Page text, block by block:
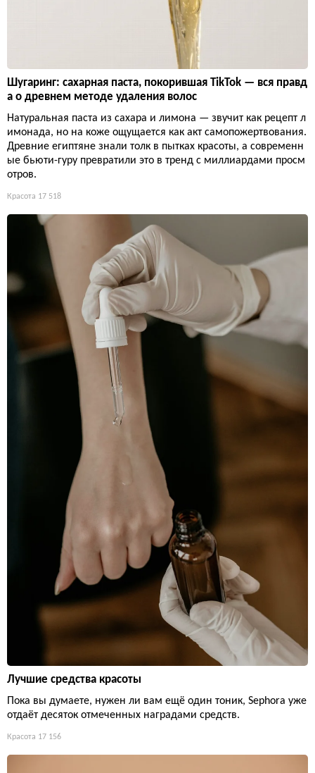
Шугаринг: сахарная паста, покорившая TikTok — вся правд
а о древнем методе удаления волос
Натуральная паста из сахара и лимона — звучит как рецепт л
имонада, но на коже ощущается как акт самопожертвования.
Древние египтяне знали толк в пытках красоты, а современн
ые бьюти-гуру превратили это в тренд с миллиардами просм
отров.
Красота 17 518
Лучшие средства красоты
Пока вы думаете, нужен ли вам ещё один тоник, Sephora уже
отдаёт десяток отмеченных наградами средств.
Красота 17 156